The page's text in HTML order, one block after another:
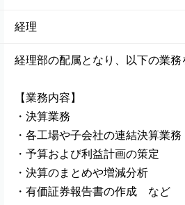
経理
経理部の配属となり、以下の業務
【業務内容】
・決算業務
・各工場や子会社の連結決算業務
・予算および利益計画の策定
・決算のまとめや増減分析
・有価証券報告書の作成 など